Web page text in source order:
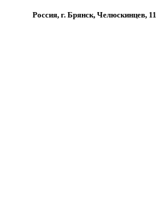
Россия, г. Брянск, Челюскинцев, 11